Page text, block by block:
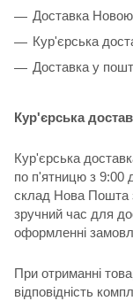
Доставка
Кур'єрська
Доставка у
Кур'єрська
Кур'єрська
по п'ятницю з 9:00
склад Нова Пошта
зручний час для
оформленні
При отриманні
відповідність